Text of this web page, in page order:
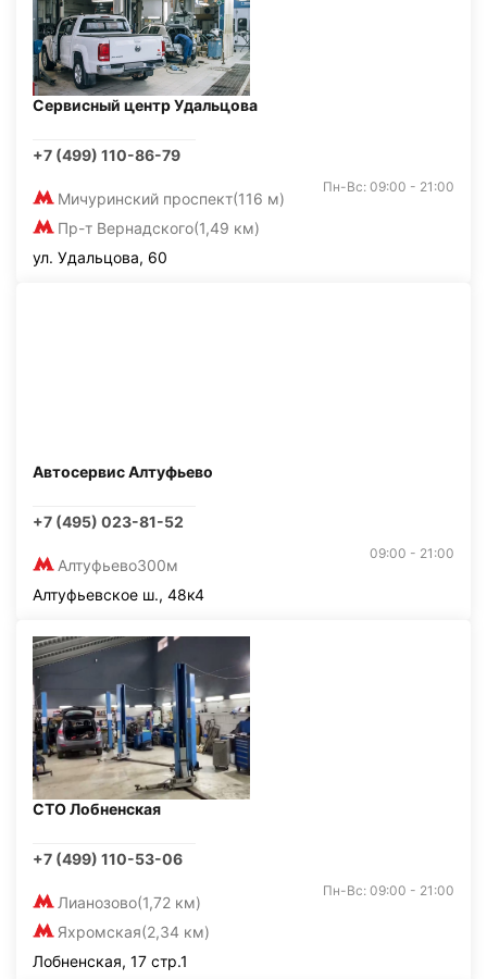
Сервисный центр Удальцова
+7 (499) 110-86-79
Мичуринский проспект(116 м)
Пр-т Вернадского(1,49 км)
Пн-Вс: 09:00 - 21:00
ул. Удальцова, 60
Автосервис Алтуфьево
+7 (495) 023-81-52
Алтуфьево300м
09:00 - 21:00
Алтуфьевское ш., 48к4
СТО Лобненская
+7 (499) 110-53-06
Лианозово(1,72 км)
Яхромская(2,34 км)
Пн-Вс: 09:00 - 21:00
Лобненская, 17 стр.1